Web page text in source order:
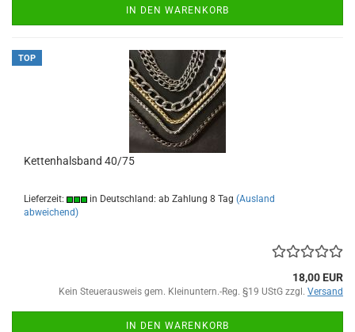
IN DEN WARENKORB
TOP
Kettenhalsband 40/75
Lieferzeit: in Deutschland: ab Zahlung 8 Tag (Ausland
abweichend)
18,00 EUR
Kein Steuerausweis gem. Kleinuntern.-Reg. §19 UStG zzgl. Versand
IN DEN WARENKORB